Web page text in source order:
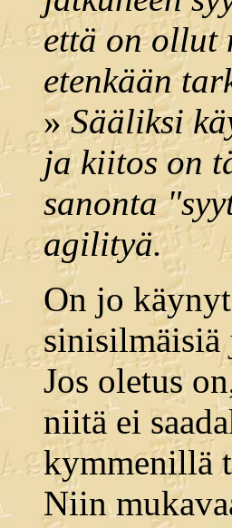
että on ollut
etenkään
»Sääliksi
ja kiitos on
sanonta
agilityä.
On jo
sinisilmäisiä
Jos oletus
niitä ei
kymmenillä
Niin